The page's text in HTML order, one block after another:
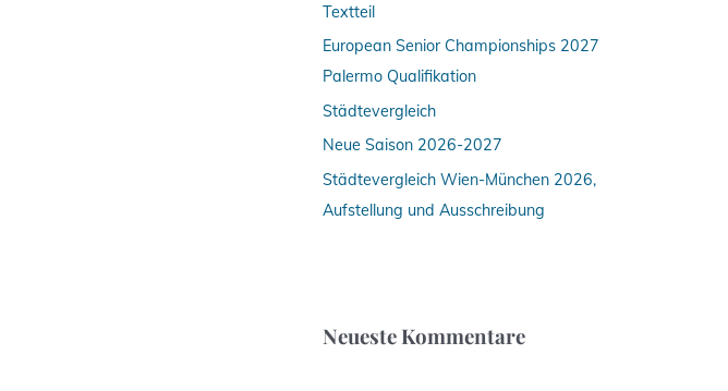
h
:
Textteil
European Senior Championships 2027
Palermo Qualifikation
Städtevergleich
Neue Saison 2026-2027
Städtevergleich Wien-München 2026,
Aufstellung und Ausschreibung
Neueste Kommentare